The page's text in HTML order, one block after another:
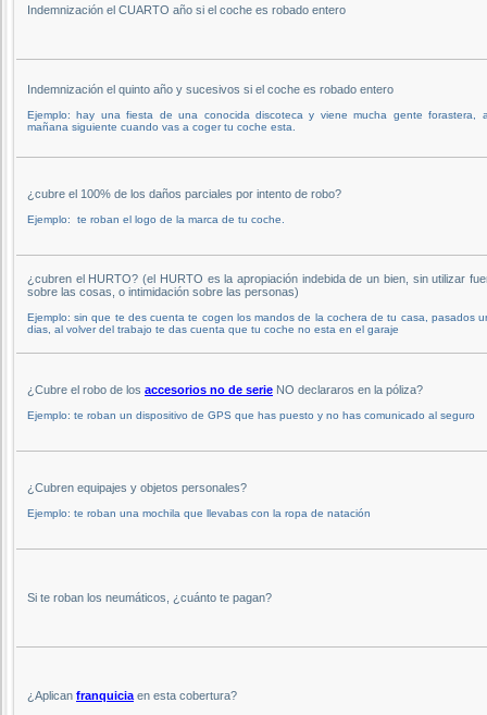
Indemnización el CUARTO año si el coche es robado entero
Indemnización el quinto año y sucesivos si el coche es robado entero
Ejemplo: hay una fiesta de una conocida discoteca y viene mucha gente forastera,
mañana siguiente cuando vas a coger tu coche esta.
¿cubre el 100% de los daños parciales por intento de robo?
Ejemplo: te roban el logo de la marca de tu coche.
¿cubren el HURTO? (el HURTO es la apropiación indebida de un bien, sin utilizar
sobre las cosas, o intimidación sobre las personas)
Ejemplo: sin que te des cuenta te cogen los mandos de la cochera de tu casa, pasados
dias, al volver del trabajo te das cuenta que tu coche no esta en el garaje
¿Cubre el robo de los accesorios no de serie NO declararos en la póliza?
Ejemplo: te roban un dispositivo de GPS que has puesto y no has comunicado al seguro
¿Cubren equipajes y objetos personales?
Ejemplo: te roban una mochila que llevabas con la ropa de natación
Si te roban los neumáticos, ¿cuánto te pagan?
¿Aplican franquicia en esta cobertura?